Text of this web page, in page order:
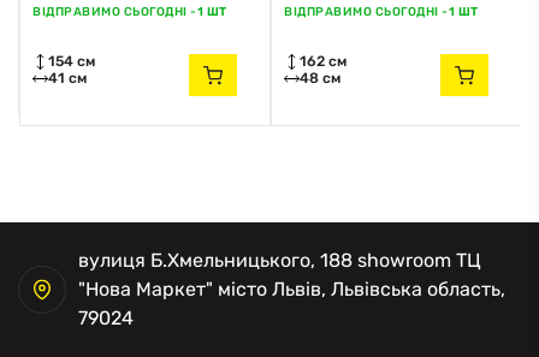
ВІДПРАВИМО СЬОГОДНІ -1 ШТ
154 см
41 см
ВІДПРАВИМО СЬОГОДНІ -1 ШТ
162 см
48 см
вулиця Б.Хмельницького, 188 showroom ТЦ
"Нова Маркет" місто Львів, Львівська область,
79024